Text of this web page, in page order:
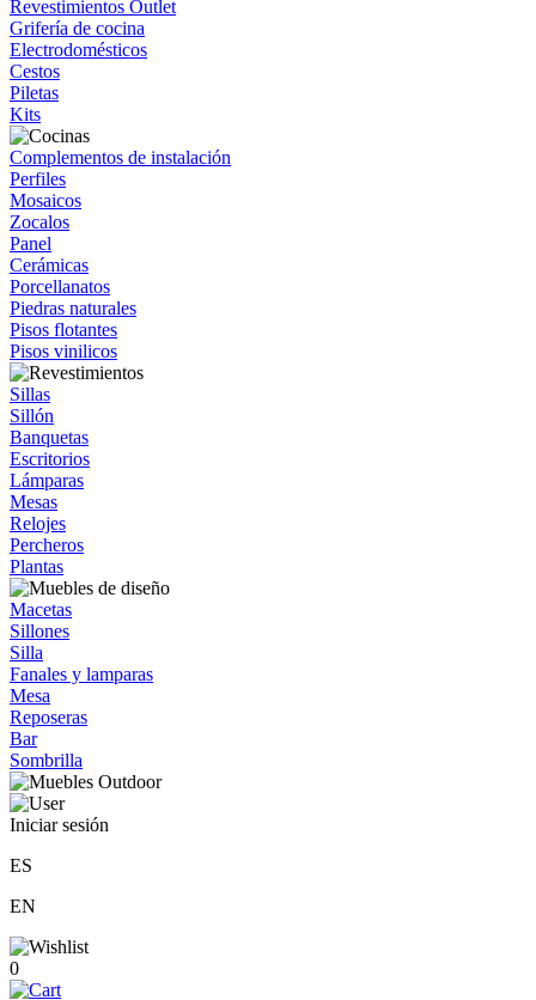
Revestimientos Outlet
Grifería de cocina
Electrodomésticos
Cestos
Piletas
Kits
Complementos de instalación
Perfiles
Mosaicos
Zocalos
Panel
Cerámicas
Porcellanatos
Piedras naturales
Pisos flotantes
Pisos vinilicos
Sillas
Sillón
Banquetas
Escritorios
Lámparas
Mesas
Relojes
Percheros
Plantas
Macetas
Sillones
Silla
Fanales y lamparas
Mesa
Reposeras
Bar
Sombrilla
Iniciar sesión
ES
EN
0